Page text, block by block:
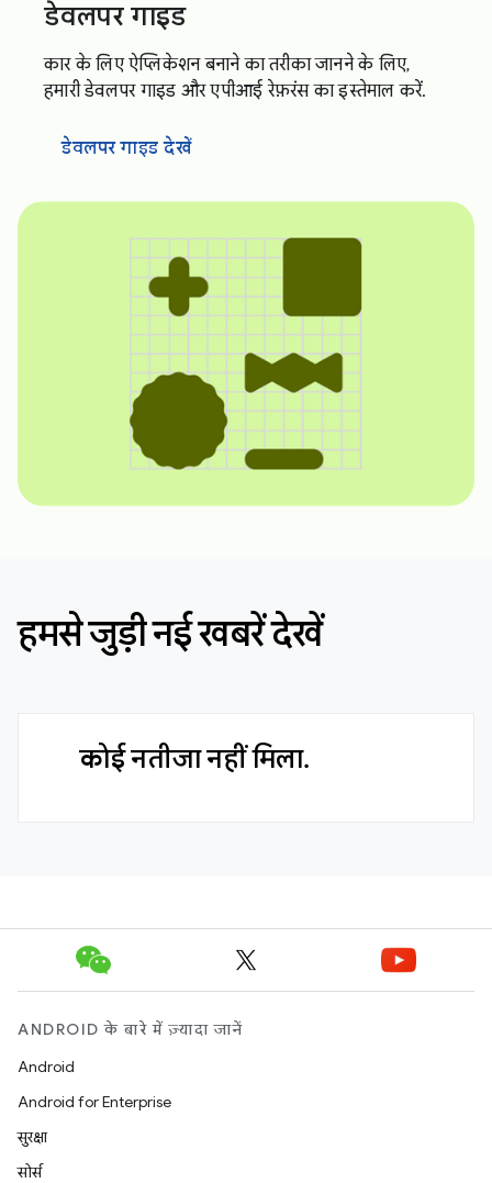
डेवलपर गाइड
कार के लिए ऐप्लिकेशन बनाने का तरीका जानने के लिए,
हमारी डेवलपर गाइड और एपीआई रेफ़रंस का इस्तेमाल करें.
डेवलपर गाइड देखें
हमसे जुड़ी नई खबरें देखें
कोई नतीजा नहीं मिला.
ANDROID के बारे में ज़्यादा जानें
Android
Android for Enterprise
सुरक्षा
सोर्स